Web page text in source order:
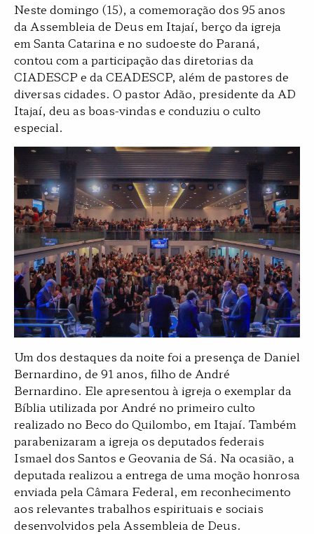
Neste domingo (15), a comemoração dos 95 anos
da Assembleia de Deus em Itajaí, berço da igreja
em Santa Catarina e no sudoeste do Paraná,
contou com a participação das diretorias da
CIADESCP e da CEADESCP, além de pastores de
diversas cidades. O pastor Adão, presidente da AD
Itajaí, deu as boas-vindas e conduziu o culto
especial.
Um dos destaques da noite foi a presença de Daniel
Bernardino, de 91 anos, filho de André
Bernardino. Ele apresentou à igreja o exemplar da
Bíblia utilizada por André no primeiro culto
realizado no Beco do Quilombo, em Itajaí. Também
parabenizaram a igreja os deputados federais
Ismael dos Santos e Geovania de Sá. Na ocasião, a
deputada realizou a entrega de uma moção honrosa
enviada pela Câmara Federal, em reconhecimento
aos relevantes trabalhos espirituais e sociais
desenvolvidos pela Assembleia de Deus.